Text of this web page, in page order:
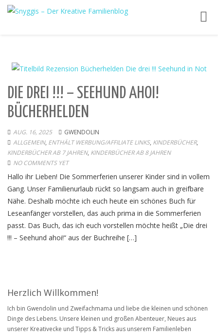
DIE DREI !!! – SEEHUND AHOI!
BÜCHERHELDEN
AUG. 16, 2025
GWENDOLIN
ALLGEMEIN, ENTHÄLT WERBUNG/AFFILIATE LINKS, KINDERBÜCHER,
KINDERBÜCHER AB 7 JAHREN, KINDERBÜCHER AB 8 JAHREN
NO COMMENTS YET
Hallo ihr Lieben! Die Sommerferien unserer Kinder sind in vollem
Gang. Unser Familienurlaub rückt so langsam auch in greifbare
Nähe. Deshalb möchte ich euch heute ein schönes Buch für
Leseanfänger vorstellen, das auch prima in die Sommerferien
passt. Das Buch, das ich euch vorstellen möchte heißt „Die drei
!!! – Seehund ahoi!“ aus der Buchreihe […]
Herzlich Willkommen!
Ich bin Gwendolin und Zweifachmama und liebe die kleinen und schönen
Dinge des Lebens. Unsere kleinen und großen Abenteuer, Neues aus
unserer Kreativecke und Tipps & Tricks aus unserem Familienleben